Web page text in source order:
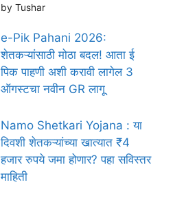
by Tushar
e-Pik Pahani 2026:
शेतकऱ्यांसाठी मोठा बदल! आता ई
पिक पाहणी अशी करावी लागेल 3
ऑगस्टचा नवीन GR लागू
Namo Shetkari Yojana : या
दिवशी शेतकऱ्यांच्या खात्यात ₹4
हजार रुपये जमा होणार? पहा सविस्तर
माहिती